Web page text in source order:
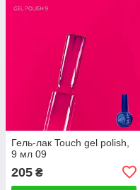
Гель-лак Touch gel polish,
9 мл 09
205 ₴